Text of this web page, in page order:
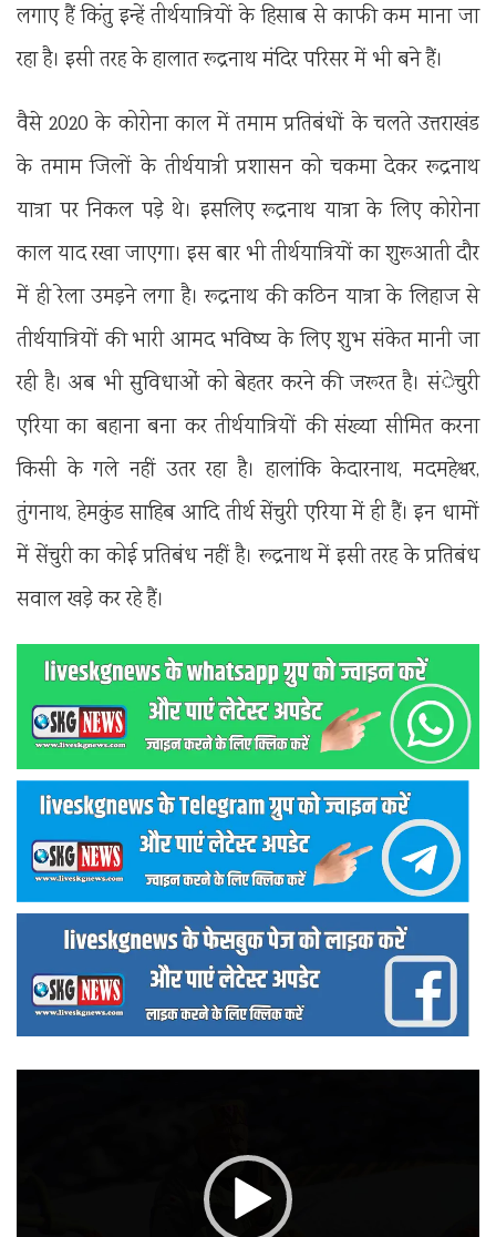
लगाए हैं किंतु इन्हें तीर्थयात्रियों के हिसाब से काफी कम माना जा
रहा है। इसी तरह के हालात रूद्रनाथ मंदिर परिसर में भी बने हैं।
वैसे 2020 के कोरोना काल में तमाम प्रतिबंधों के चलते उत्तराखंड
के तमाम जिलों के तीर्थयात्री प्रशासन को चकमा देकर रूद्रनाथ
यात्रा पर निकल पड़े थे। इसलिए रूद्रनाथ यात्रा के लिए कोरोना
काल याद रखा जाएगा। इस बार भी तीर्थयात्रियों का शुरूआती दौर
में ही रेला उमड़ने लगा है। रूद्रनाथ की कठिन यात्रा के लिहाज से
तीर्थयात्रियों की भारी आमद भविष्य के लिए शुभ संकेत मानी जा
रही है। अब भी सुविधाओं को बेहतर करने की जरूरत है। संेचुरी
एरिया का बहाना बना कर तीर्थयात्रियों की संख्या सीमित करना
किसी के गले नहीं उतर रहा है। हालांकि केदारनाथ, मदमहेश्वर,
तुंगनाथ, हेमकुंड साहिब आदि तीर्थ सेंचुरी एरिया में ही हैं। इन धामों
में सेंचुरी का कोई प्रतिबंध नहीं है। रूद्रनाथ में इसी तरह के प्रतिबंध
सवाल खड़े कर रहे हैं।